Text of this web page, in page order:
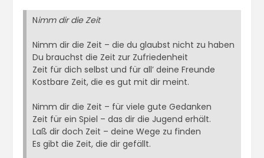
Nimm dir die Zeit
Nimm dir die Zeit – die du glaubst nicht zu haben
Du brauchst die Zeit zur Zufriedenheit
Zeit für dich selbst und für all’ deine Freunde
Kostbare Zeit, die es gut mit dir meint.
Nimm dir die Zeit – für viele gute Gedanken
Zeit für ein Spiel – das dir die Jugend erhält.
Laß dir doch Zeit – deine Wege zu finden
Es gibt die Zeit, die dir gefällt.